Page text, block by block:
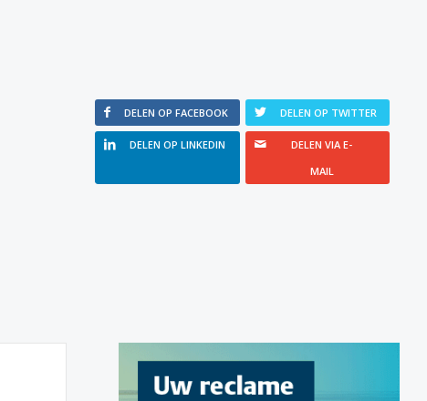
DELEN OP FACEBOOK DELEN OP TWITTER
DELEN OP LINKEDIN
DELEN VIA E-
MAIL